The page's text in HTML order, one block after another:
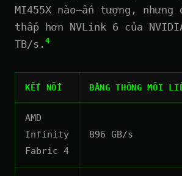
MI455X nào—ấn tượng, nhưng
thấp hơn NVLink 6 của
TB/s. 4
KẾT NỐI BĂNG THÔNG MỖI
AMD
Infinity
Fabric 4
896 GB/s